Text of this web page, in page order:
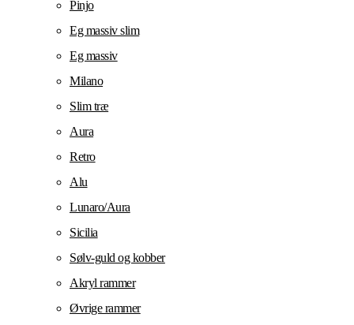
Pinjo
Eg massiv slim
Eg massiv
Milano
Slim træ
Aura
Retro
Alu
Lunaro/Aura
Sicilia
Sølv-guld og kobber
Akryl rammer
Øvrige rammer